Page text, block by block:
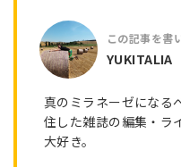
YUKITALIA
真のミラネーゼになる
住した雑誌の編集・ラ
大好き。